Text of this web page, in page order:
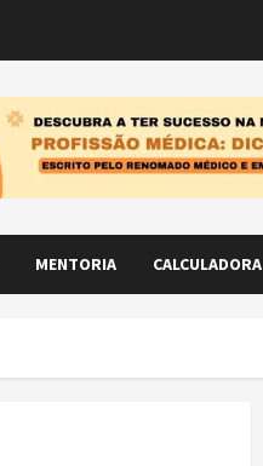
MENTORIA CALCULADORA